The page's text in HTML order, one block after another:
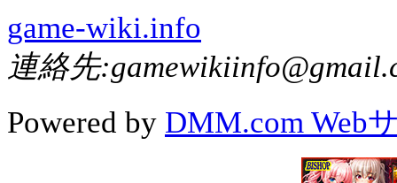
game-wiki.info
連絡先
Powered by DMM.com Web